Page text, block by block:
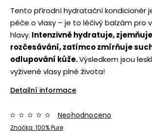
Tento přírodní hydratační kondicionér
péče o vlasy – je to léčivý balzám pro
hlavy. Intenzivně hydratuje,
rozčesávání, zatímco zmírňuje
odlupování kůže.Výsledkem jsou
vyživené vlasy plné života!
Detailní informace
Značka: 100% Pure
Neohodnoceno